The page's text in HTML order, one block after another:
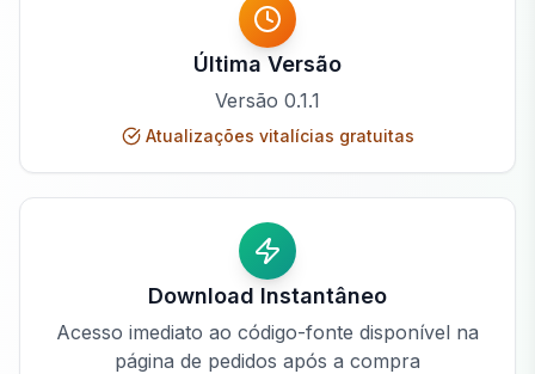
Última Versão
Versão 0.1.1
Atualizações vitalícias gratuitas
Download Instantâneo
Acesso imediato ao código-fonte disponível na
página de pedidos após a compra